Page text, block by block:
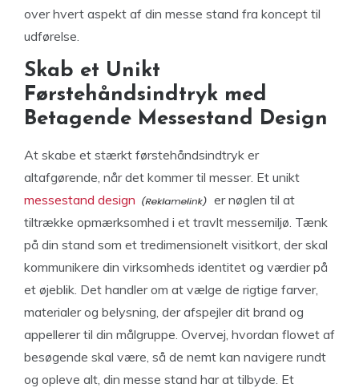
over hvert aspekt af din messe stand fra koncept til
udførelse.
Skab et Unikt
Førstehåndsindtryk med
Betagende Messestand Design
At skabe et stærkt førstehåndsindtryk er
altafgørende, når det kommer til messer. Et unikt
messestand design
er nøglen til at
tiltrække opmærksomhed i et travlt messemiljø. Tænk
på din stand som et tredimensionelt visitkort, der skal
kommunikere din virksomheds identitet og værdier på
et øjeblik. Det handler om at vælge de rigtige farver,
materialer og belysning, der afspejler dit brand og
appellerer til din målgruppe. Overvej, hvordan flowet af
besøgende skal være, så de nemt kan navigere rundt
og opleve alt, din messe stand har at tilbyde. Et